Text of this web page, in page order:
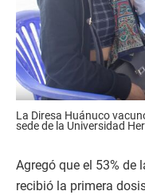
La Diresa Huánuco
sede de la Universidad
Agregó que el 53% de
recibió la primera